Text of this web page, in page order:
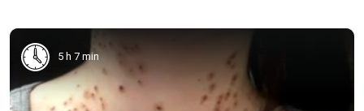
5 h 7 min